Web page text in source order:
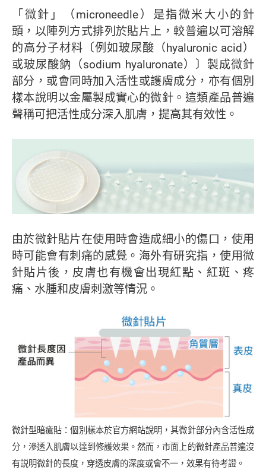
「微針」（microneedle）是指微米大小的針
頭，以陣列方式排列於貼片上，較普遍以可溶解
的高分子材料〔例如玻尿酸（hyaluronic acid）
或玻尿酸鈉（sodium hyaluronate）〕製成微針
部分，或會同時加入活性或護膚成分，亦有個別
樣本說明以金屬製成實心的微針。這類產品普遍
聲稱可把活性成分深入肌膚，提高其有效性。
由於微針貼片在使用時會造成細小的傷口，使用
時可能會有刺痛的感覺。海外有研究指，使用微
針貼片後，皮膚也有機會出現紅點、紅斑、疼
痛、水腫和皮膚刺激等情況。
微針型暗瘡貼：個別樣本於官方網站說明，其微針部分內含活性成
分，滲透入肌膚以達到修護效果。然而，市面上的微針產品普遍沒
有説明微針的長度，穿透皮膚的深度或會不一，效果有待考證。